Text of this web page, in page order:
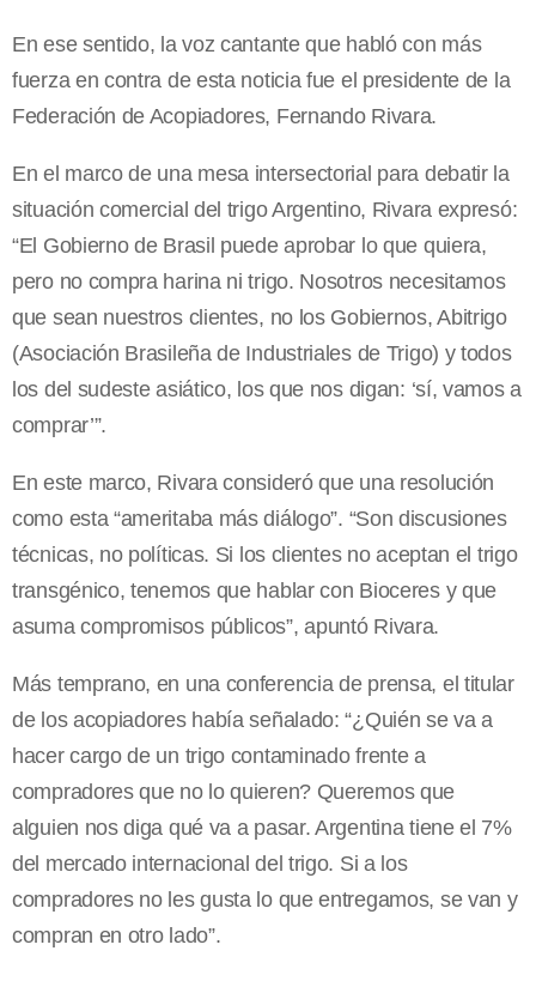
En ese sentido, la voz cantante que habló con más
fuerza en contra de esta noticia fue el presidente de la
Federación de Acopiadores, Fernando Rivara.
En el marco de una mesa intersectorial para debatir la
situación comercial del trigo Argentino, Rivara expresó:
“El Gobierno de Brasil puede aprobar lo que quiera,
pero no compra harina ni trigo. Nosotros necesitamos
que sean nuestros clientes, no los Gobiernos, Abitrigo
(Asociación Brasileña de Industriales de Trigo) y todos
los del sudeste asiático, los que nos digan: ‘sí, vamos a
comprar’”.
En este marco, Rivara consideró que una resolución
como esta “ameritaba más diálogo”. “Son discusiones
técnicas, no políticas. Si los clientes no aceptan el trigo
transgénico, tenemos que hablar con Bioceres y que
asuma compromisos públicos”, apuntó Rivara.
Más temprano, en una conferencia de prensa, el titular
de los acopiadores había señalado: “¿Quién se va a
hacer cargo de un trigo contaminado frente a
compradores que no lo quieren? Queremos que
alguien nos diga qué va a pasar. Argentina tiene el 7%
del mercado internacional del trigo. Si a los
compradores no les gusta lo que entregamos, se van y
compran en otro lado”.